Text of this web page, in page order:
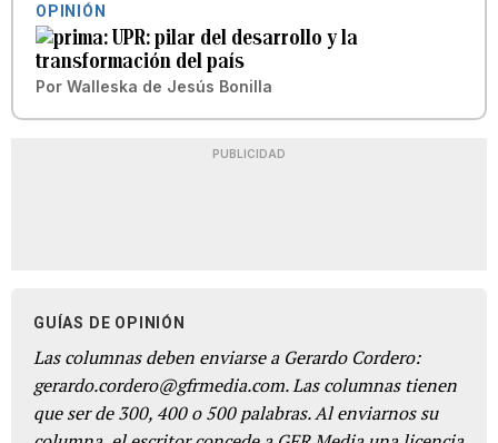
OPINIÓN
UPR: pilar del desarrollo y la
transformación del país
Por Walleska de Jesús Bonilla
PUBLICIDAD
GUÍAS DE OPINIÓN
Las columnas deben enviarse a Gerardo Cordero:
gerardo.cordero@gfrmedia.com. Las columnas tienen
que ser de 300, 400 o 500 palabras. Al enviarnos su